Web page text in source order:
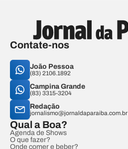
Contate-nos
João Pessoa
(83) 2106.1892
Campina Grande
(83) 3315-3204
Redação
jornalismo@jornaldaparaiba.com.br
Qual a Boa?
Agenda de Shows
O que fazer?
Onde comer e beber?